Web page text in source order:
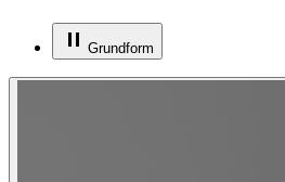
Grundform